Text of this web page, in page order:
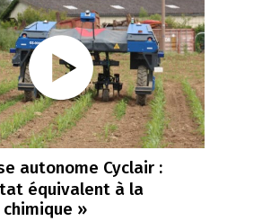
autonome Cyclair :
équivalent à la
»